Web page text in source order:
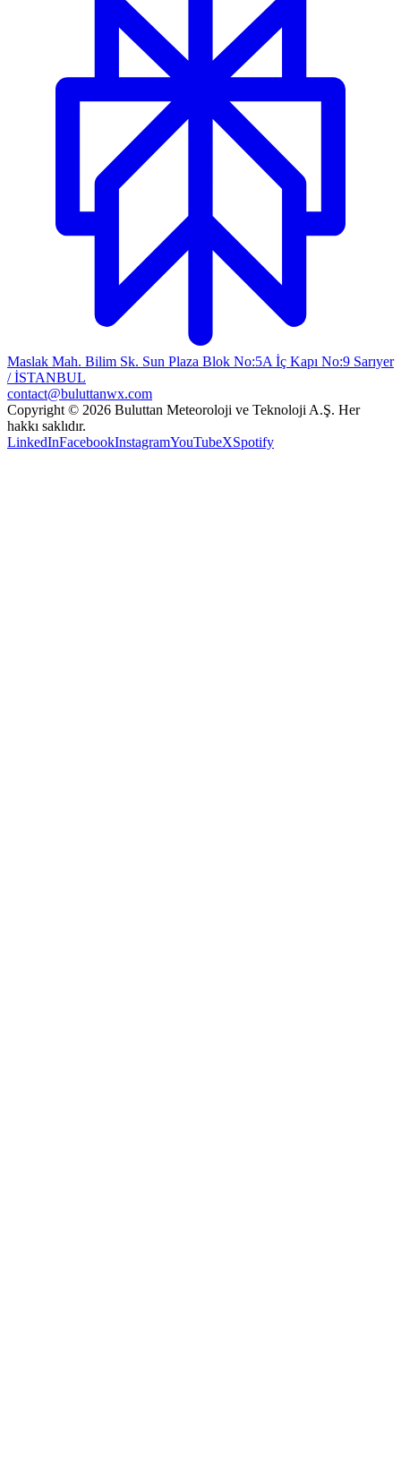
Maslak Mah. Bilim Sk. Sun Plaza Blok No:5A İç Kapı No:9 Sarıyer
/ İSTANBUL
contact@buluttanwx.com
Copyright © 2026 Buluttan Meteoroloji ve Teknoloji A.Ş. Her
hakkı saklıdır.
LinkedInFacebookInstagramYouTubeXSpotify